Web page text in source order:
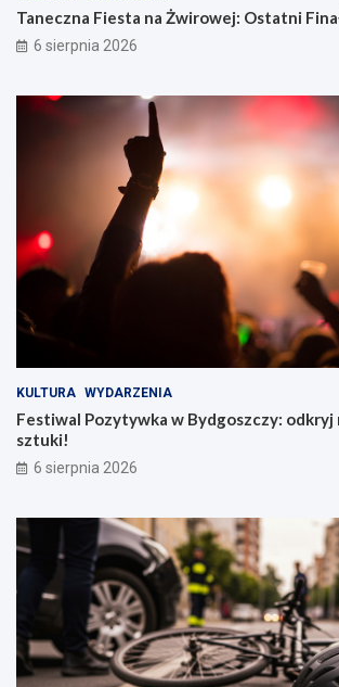
Taneczna Fiesta na Żwirowej: Ostatni
6 sierpnia 2026
KULTURA WYDARZENIA
Festiwal Pozytywka w Bydgoszczy: odkryj
sztuki!
6 sierpnia 2026